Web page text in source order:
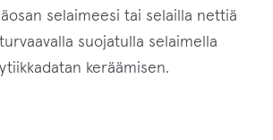
selaimeesi tai selailla nettiä
suojatulla selaimella
keräämisen.